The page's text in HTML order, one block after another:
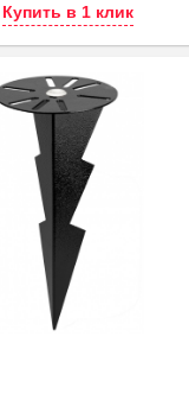
Купить в 1 клик